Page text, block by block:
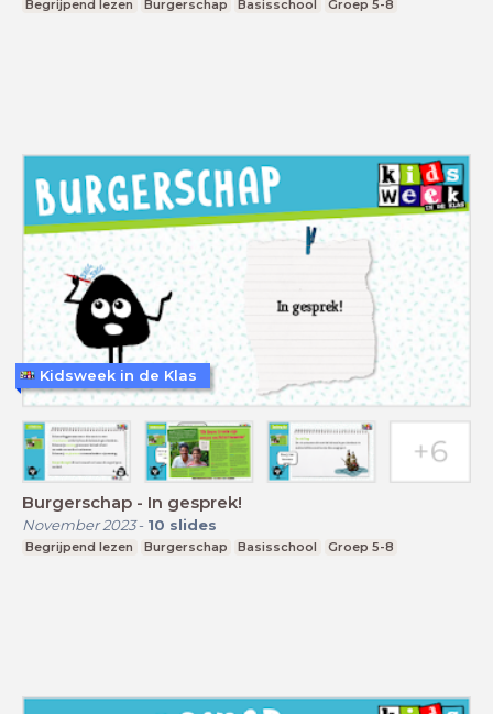
Begrijpend lezen Burgerschap Basisschool Groep 5-8
Burgerschap - In gesprek!
November 2023- 10 slides
Begrijpend lezen Burgerschap Basisschool Groep 5-8
Kidsweek in de Klas